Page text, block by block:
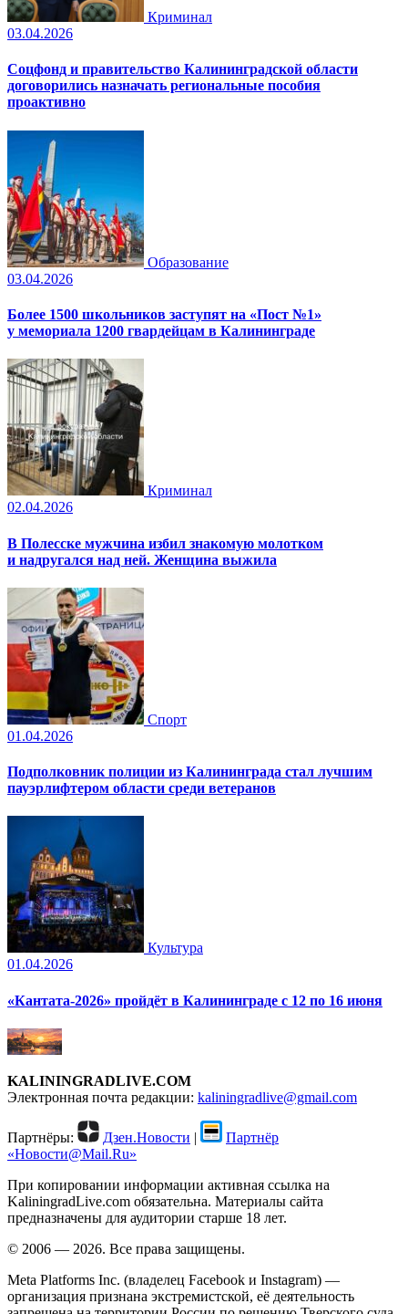
Криминал
03.04.2026
Соцфонд и правительство Калининградской области
договорились назначать региональные пособия
проактивно
Образование
03.04.2026
Более 1500 школьников заступят на «Пост №1»
у мемориала 1200 гвардейцам в Калининграде
Криминал
02.04.2026
В Полесске мужчина избил знакомую молотком
и надругался над ней. Женщина выжила
Спорт
01.04.2026
Подполковник полиции из Калининграда стал лучшим
пауэрлифтером области среди ветеранов
Культура
01.04.2026
«Кантата-2026» пройдёт в Калининграде с 12 по 16 июня
KALININGRADLIVE.COM
Электронная почта редакции: kaliningradlive@gmail.com
Партнёры: Дзен.Новости |
Партнёр
«Новости@Mail.Ru»
При копировании информации активная ссылка на
KaliningradLive.com обязательна. Материалы сайта
предназначены для аудитории старше 18 лет.
© 2006 — 2026. Все права защищены.
Meta Platforms Inc. (владелец Facebook и Instagram) —
организация признана экстремистской, её деятельность